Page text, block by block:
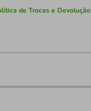
de Trocas e Devolução